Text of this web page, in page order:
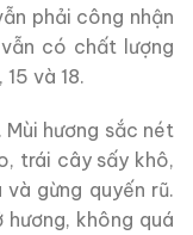
phải công nhận
có chất lượng
và 18.
hương sắc nét
trái cây sấy khô,
gừng quyến rũ.
không quá